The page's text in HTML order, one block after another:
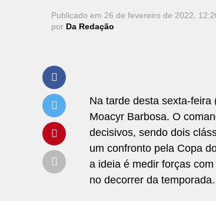
Publicado em 26 de fevereiro de 2022,
por Da Redação
Na tarde desta sexta-
Moacyr Barbosa. O
decisivos, sendo dois
um confronto pela Copa
a ideia é medir forças
no decorrer da temporada.